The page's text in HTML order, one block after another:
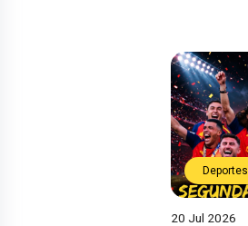
Deportes
20 Jul 2026